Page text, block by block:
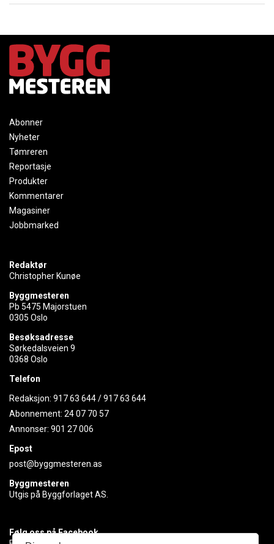
Abonner
Nyheter
Tømreren
Reportasje
Produkter
Kommentarer
Magasiner
Jobbmarked
Redaktør
Christopher Kunøe
Byggmesteren
Pb 5475 Majorstuen
0305 Oslo
Besøksadresse
Sørkedalsveien 9
0368 Oslo
Telefon
Redaksjon: 917 63 644/917 63 644
Abonnement: 24 07 70 57
Annonser: 901 27 006
Epost
post@byggmesteren.as
Byggmesteren
Utgis på Byggforlaget AS.
Følg oss på Facebook